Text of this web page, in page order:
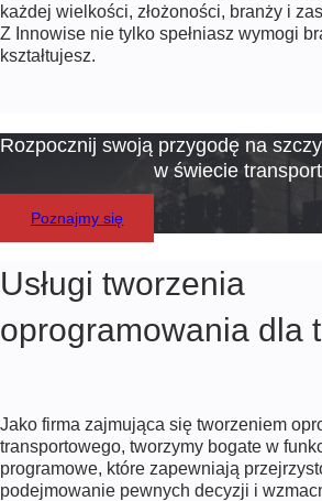
każdej wielkości, złożoności, branży i
Z Innowise nie tylko spełniasz wymogi
kształtujesz.
Rozpocznij swoją przygodę na
w świecie
Poznajmy się
Usługi tworzenia
oprogramowania dla
Jako firma zajmująca się tworzeniem
transportowego, tworzymy bogate w
programowe, które zapewniają
podejmowanie pewnych decyzji i